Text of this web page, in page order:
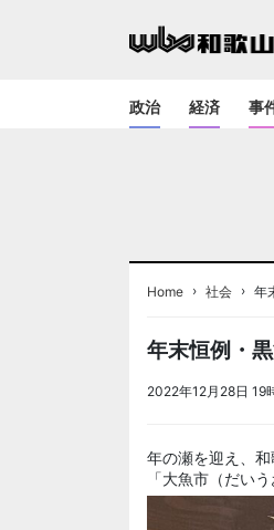
政治 経済 事
Home › 社会 › 年
年末恒例・
2022年12月28日 19
年の瀬を迎え、
「大魚市（だい